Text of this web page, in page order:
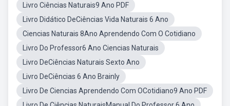
Livro Ciências Naturais9 Ano PDF
Livro Didático DeCiências Vida Naturais 6 Ano
Ciencias Naturais 8Ano Aprendendo Com O Cotidiano
Livro Do Professor6 Ano Ciencias Naturais
Livro DeCiências Naturais Sexto Ano
Livro DeCiências 6 Ano Brainly
Livro De Ciencias Aprendendo Com OCotidiano9 Ano PDF